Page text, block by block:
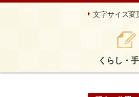
文字サイズ変
くらし・